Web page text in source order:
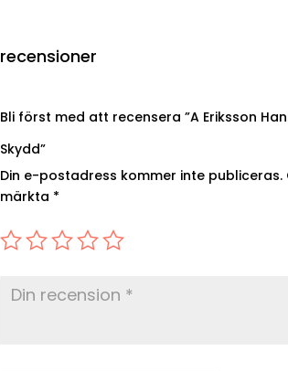
recensioner
Bli först med att recensera ”A Eriksson
Skydd”
Din e-postadress kommer inte publiceras.
märkta *